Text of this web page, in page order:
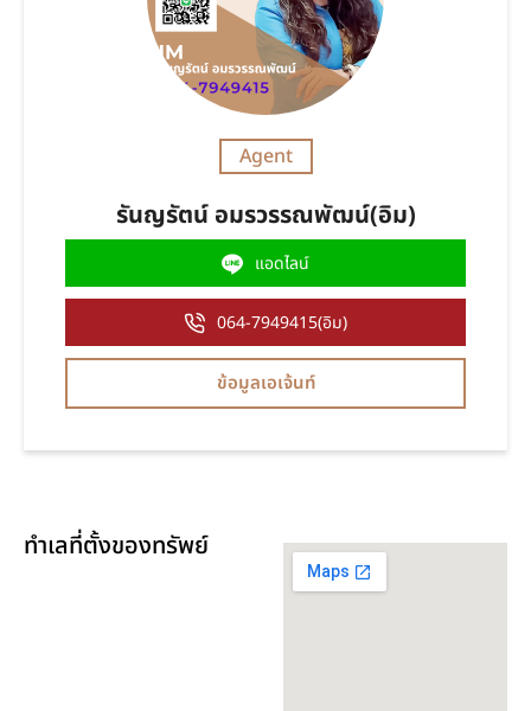
Agent
รันญรัตน์ อมรวรรณพัฒน์(อิม)
แอดไลน์
064-7949415(อิม)
ข้อมูลเอเจ้นท์
ทำเลที่ตั้งของทรัพย์